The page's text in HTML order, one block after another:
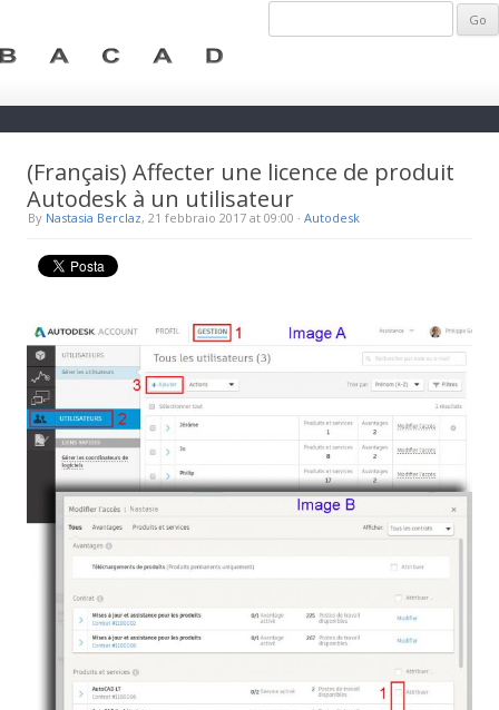
(Français) Affecter une licence de produit
Autodesk à un utilisateur
By Nastasia Berclaz, 21 febbraio 2017 at 09:00 · Autodesk